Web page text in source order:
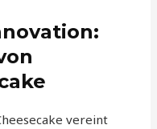
vereint